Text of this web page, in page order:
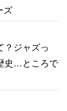
ズ
？ジャズっ
史…ところで